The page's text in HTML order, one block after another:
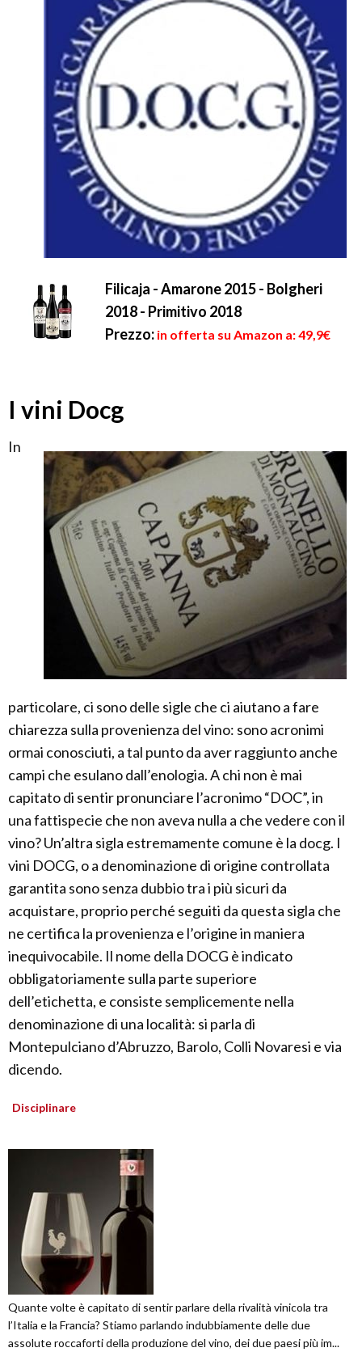
Filicaja - Amarone 2015 - Bolgheri
2018 - Primitivo 2018
Prezzo: in offerta su Amazon a: 49,9€
I vini Docg
In
particolare, ci sono delle sigle che ci aiutano a fare
chiarezza sulla provenienza del vino: sono acronimi
ormai conosciuti, a tal punto da aver raggiunto anche
campi che esulano dall’enologia. A chi non è mai
capitato di sentir pronunciare l’acronimo “DOC”, in
una fattispecie che non aveva nulla a che vedere con il
vino? Un’altra sigla estremamente comune è la docg. I
vini DOCG, o a denominazione di origine controllata
garantita sono senza dubbio tra i più sicuri da
acquistare, proprio perché seguiti da questa sigla che
ne certifica la provenienza e l’origine in maniera
inequivocabile. Il nome della DOCG è indicato
obbligatoriamente sulla parte superiore
dell’etichetta, e consiste semplicemente nella
denominazione di una località: si parla di
Montepulciano d’Abruzzo, Barolo, Colli Novaresi e via
dicendo.
Disciplinare
Quante volte è capitato di sentir parlare della rivalità vinicola tra
l’Italia e la Francia? Stiamo parlando indubbiamente delle due
assolute roccaforti della produzione del vino, dei due paesi più im...